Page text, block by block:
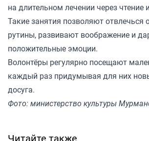
на длительном лечении через чтение
Такие занятия позволяют отвлечься
рутины, развивают воображение и
положительные эмоции.
Волонтёры регулярно посещают
каждый раз придумывая для них
досуга.
Фото: министерство культуры